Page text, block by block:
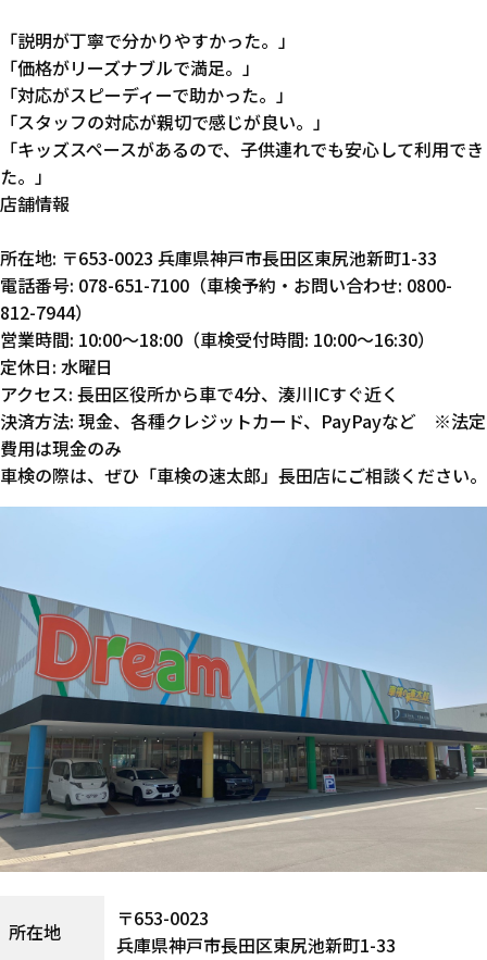
「説明が丁寧で分かりやすかった。」
「価格がリーズナブルで満足。」
「対応がスピーディーで助かった。」
「スタッフの対応が親切で感じが良い。」
「キッズスペースがあるので、子供連れでも安心して利用でき
た。」
店舗情報
所在地: 〒653-0023 兵庫県神戸市長田区東尻池新町1-33
電話番号: 078-651-7100（車検予約・お問い合わせ: 0800-
812-7944）
営業時間: 10:00～18:00（車検受付時間: 10:00～16:30）
定休日: 水曜日
アクセス: 長田区役所から車で4分、湊川ICすぐ近く
決済方法: 現金、各種クレジットカード、PayPayなど ※法定
費用は現金のみ
車検の際は、ぜひ「車検の速太郎」長田店にご相談ください。
所在地
〒653-0023
兵庫県神戸市長田区東尻池新町1-33